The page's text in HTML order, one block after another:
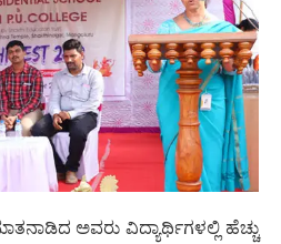
ಅವರು ವಿದ್ಯಾರ್ಥಿಗಳಲ್ಲಿ ಹೆಚ್ಚು